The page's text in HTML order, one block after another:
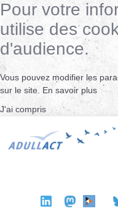
Pour votre
utilise des
d'audience.
Vous pouvez modifier les
sur le site. En savoir plus
J'ai compris